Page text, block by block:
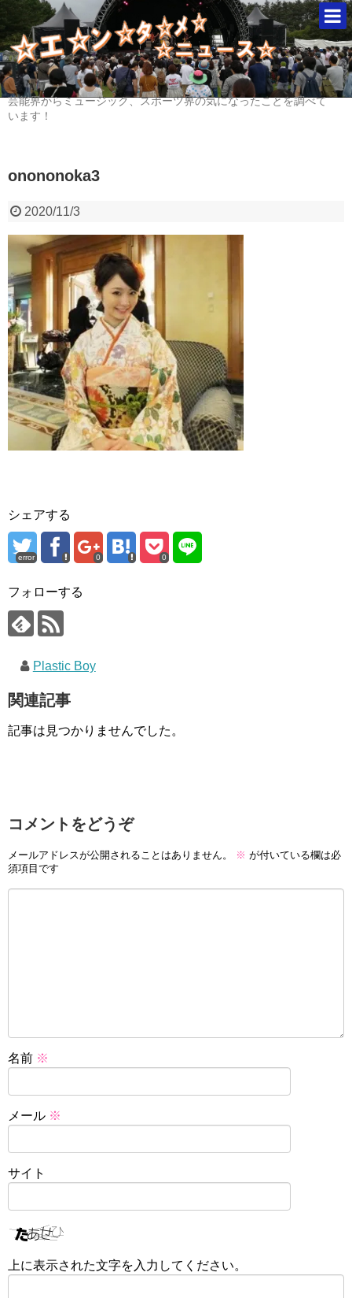
芸能界からミュージック、スポーツ界の気になったことを調べて
います！
onononoka3
2020/11/3
シェアする
error 0 0
フォローする
Plastic Boy
関連記事
記事は見つかりませんでした。
コメントをどうぞ
メールアドレスが公開されることはありません。 ※ が付いている欄は必
須項目です
名前 ※
メール ※
サイト
上に表示された文字を入力してください。